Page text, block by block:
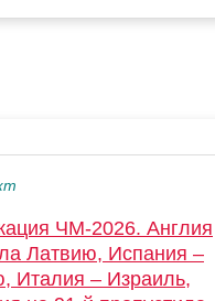
ЧМ-2026. Англия
Латвию, Испания –
Италия – Израиль,